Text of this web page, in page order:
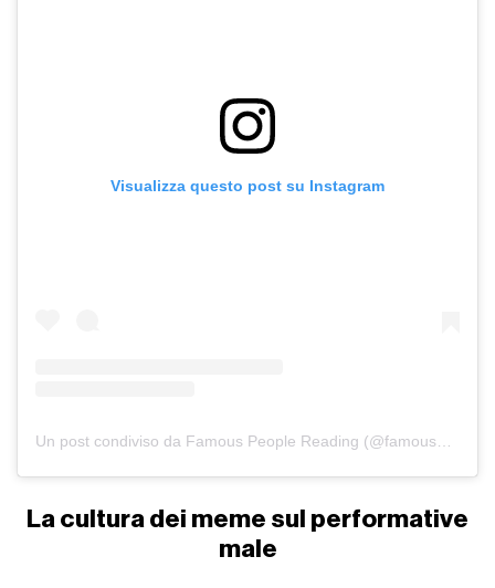
Visualizza questo post su Instagram
La cultura dei meme sul performative
male